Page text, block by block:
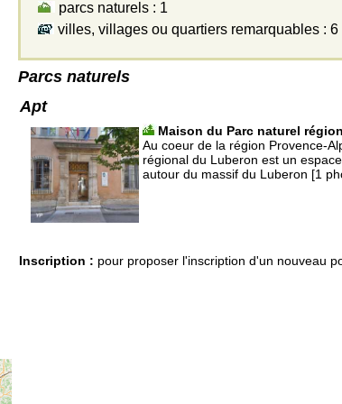
parcs naturels : 1
villes, villages ou quartiers remarquables : 6
Parcs naturels
Apt
Maison du Parc naturel
Au coeur de la région Provence-
régional du Luberon est un
autour du massif du Luberon [1
Inscription : pour proposer l'inscription d'un nouveau